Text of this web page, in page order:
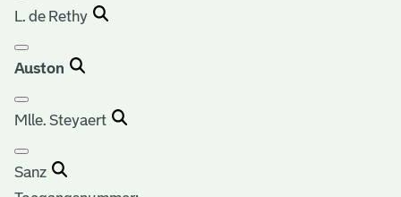
L. de Rethy
Auston
Mlle. Steyaert
Sanz